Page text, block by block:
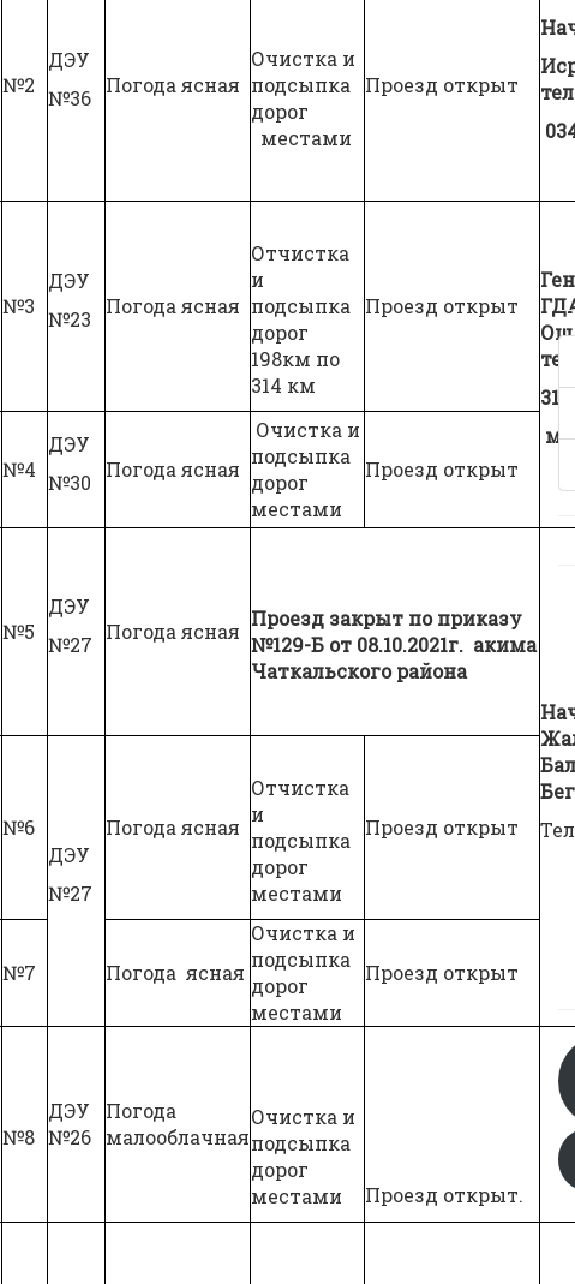
№2
ДЭУ
№36
Погода ясная
Очистка и
подсыпка
дорог
местами
Проезд открыт
№3
ДЭУ
№23
Погода ясная
Отчистка
и
подсыпка
дорог
198км по
314 км
Проезд открыт
31-
№4
ДЭУ
№30
Погода ясная
Очистка и
подсыпка
дорог
местами
Проезд открыт
№5
ДЭУ
№27
Погода ясная
Проезд закрыт по приказу
№129-Б от 08.10.2021г. акима
Чаткальского района
№6
ДЭУ
№27
Погода ясная
Отчистка
и
подсыпка
дорог
местами
Проезд открыт
№7 Погода ясная
Очистка и
подсыпка
дорог
местами
Проезд открыт
№8
ДЭУ
№26
Погода
малооблачная
Очистка и
подсыпка
дорог
местами
Проезд открыт.